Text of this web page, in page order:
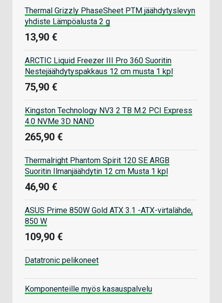
Thermal Grizzly PhaseSheet PTM jäähdytyslevyn
yhdiste Lämpöalusta 2 g
13,90 €
ARCTIC Liquid Freezer III Pro 360 Suoritin
Nestejäähdytyspakkaus 12 cm musta 1 kpl
75,90 €
Kingston Technology NV3 2 TB M.2 PCI Express
4.0 NVMe 3D NAND
265,90 €
Thermalright Phantom Spirit 120 SE ARGB
Suoritin Ilmanjäähdytin 12 cm Musta 1 kpl
46,90 €
ASUS Prime 850W Gold ATX 3.1 -ATX-virtalähde,
850 W
109,90 €
Datatronic pelikoneet
Komponenteille myös kasauspalvelu